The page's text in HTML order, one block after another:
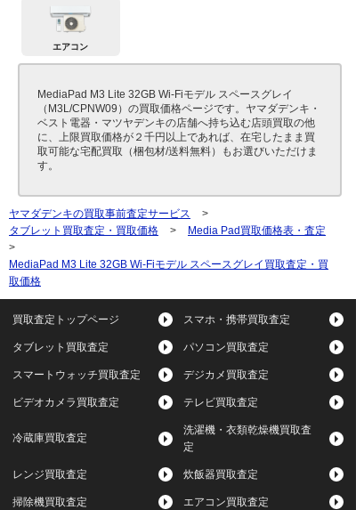
エアコン
MediaPad M3 Lite 32GB Wi-Fiモデル スペースグレイ
（M3L/CPNW09）の買取価格ページです。ヤマダデンキ・
ベスト電器・マツヤデンキの店舗へ持ち込む店頭買取の他
に、上限買取価格が２千円以上であれば、在宅したまま買
取可能な宅配買取（梱包材/送料無料）もお選びいただけま
す。
ヤマダデンキの買取事前査定サービス
>
タブレット買取査定・買取価格
>
Media Pad買取価格表・査定
>
MediaPad M3 Lite 32GB Wi-Fiモデル スペースグレイ買取査定・買
取価格
買取査定トップページ スマホ・携帯買取査定
タブレット買取査定 パソコン買取査定
スマートウォッチ買取査定 デジカメ買取査定
ビデオカメラ買取査定 テレビ買取査定
冷蔵庫買取査定
洗濯機・衣類乾燥機買取査
定
レンジ買取査定 炊飯器買取査定
掃除機買取査定 エアコン買取査定